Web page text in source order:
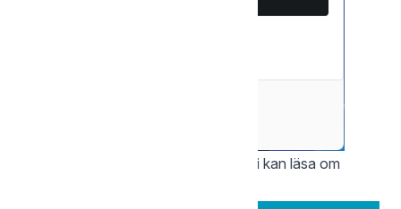
Ni kommer nu få två alternativ som ni kan läsa om